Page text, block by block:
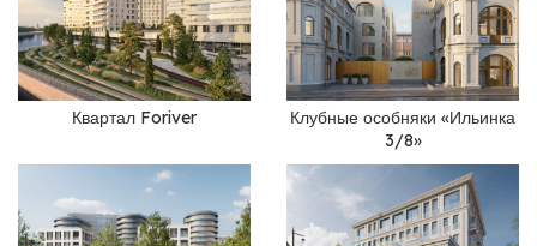
Квартал Foriver
Клубные особняки «Ильинка
3/8»